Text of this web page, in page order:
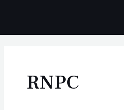
o
RNPC